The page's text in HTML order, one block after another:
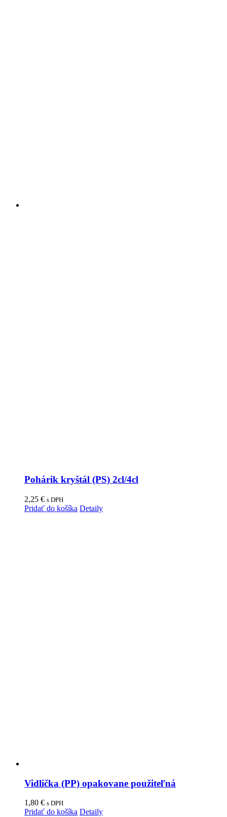
Pohárik kryštál (PS) 2cl/4cl
2,25 € s DPH
Pridať do košíka Detaily
Vidlička (PP) opakovane použiteľná
1,80 € s DPH
Pridať do košíka Detaily